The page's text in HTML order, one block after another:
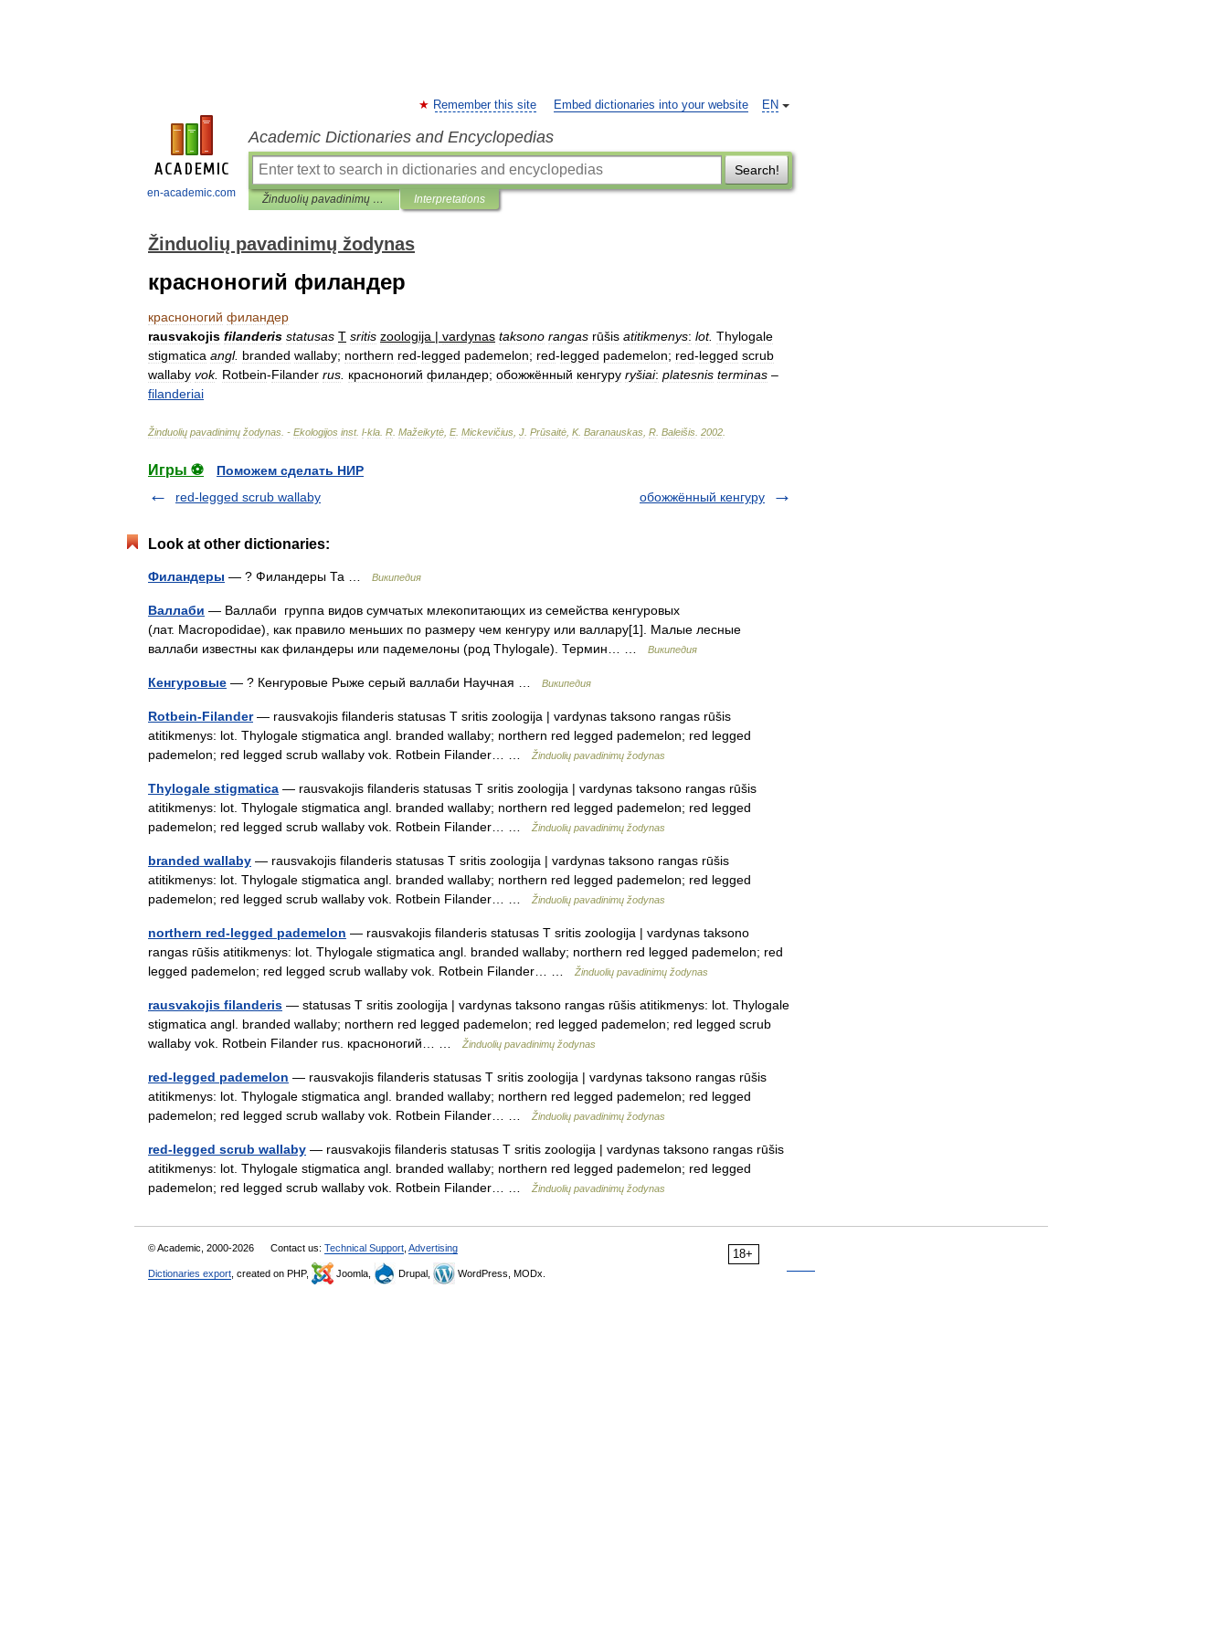
en-academic.com
EN
Remember this site Embed dictionaries into your website
Academic Dictionaries and Encyclopedias
Search!
Žinduolių pavadinimų žodynas Interpretations
Žinduolių pavadinimų žodynas
красноногий филандер
красноногий филандер
rausvakojis filanderis statusas T sritis zoologija | vardynas taksono rangas rūšis atitikmenys: lot. Thylogale
stigmatica angl. branded wallaby; northern red-legged pademelon; red-legged pademelon; red-legged scrub
wallaby vok. Rotbein-Filander rus красноногий филандер; обожжённый кенгуру ryšiai: platesnis terminas –
filanderiai
Žinduolių pavadinimų žodynas . - Ekologijos inst. l-kla R Mažeikytė E. Mickevičius J Prūsaitė K. Baranauskas R Baleišis 2002
Игры ⚽
Поможем сделать НИР
red-legged scrub wallaby
обожжённый кенгуру
Look at other dictionaries:
Филандеры — ? Филандеры Та … Википедия
Валлаби — Валлаби группа видов сумчатых млекопитающих из семейства кенгуровых
(лат. Macropodidae), как правило меньших по размеру чем кенгуру или валлару[1]. Малые лесные
валлаби известны как филандеры или падемелоны (род Thylogale). Термин… …
Википедия
Кенгуровые — ? Кенгуровые Рыже серый валлаби Научная … Википедия
Rotbein-Filander— rausvakojis filanderis statusas T sritis zoologija | vardynas taksono rangas rūšis
atitikmenys: lot. Thylogale stigmatica angl. branded wallaby; northern red legged pademelon; red legged
pademelon; red legged scrub wallaby vok. Rotbein Filander… …
Žinduolių pavadinimų žodynas
Thylogale stigmatica — rausvakojis filanderis statusas T sritis zoologija | vardynas taksono rangas rūšis
atitikmenys: lot. Thylogale stigmatica angl. branded wallaby; northern red legged pademelon; red legged
pademelon; red legged scrub wallaby vok. Rotbein Filander… …
Žinduolių pavadinimų žodynas
branded wallaby — rausvakojis filanderis statusas T sritis zoologija | vardynas taksono rangas rūšis
atitikmenys: lot. Thylogale stigmatica angl. branded wallaby; northern red legged pademelon; red legged
pademelon; red legged scrub wallaby vok. Rotbein Filander… …
Žinduolių pavadinimų žodynas
northern red-legged pademelon — rausvakojis filanderis statusas T sritis zoologija | vardynas taksono
rangas rūšis atitikmenys: lot. Thylogale stigmatica angl. branded wallaby; northern red legged pademelon; red
legged pademelon; red legged scrub wallaby vok. Rotbein Filander… …
Žinduolių pavadinimų žodynas
rausvakojis filanderis — statusas T sritis zoologija | vardynas taksono rangas rūšis atitikmenys: lot. Thylogale
stigmatica angl. branded wallaby; northern red legged pademelon; red legged pademelon; red legged scrub
wallaby vok. Rotbein Filander rus. красноногий… …
Žinduolių pavadinimų žodynas
red-legged pademelon — rausvakojis filanderis statusas T sritis zoologija | vardynas taksono rangas rūšis
atitikmenys: lot. Thylogale stigmatica angl. branded wallaby; northern red legged pademelon; red legged
pademelon; red legged scrub wallaby vok. Rotbein Filander… …
Žinduolių pavadinimų žodynas
red-legged scrub wallaby — rausvakojis filanderis statusas T sritis zoologija | vardynas taksono rangas rūšis
atitikmenys: lot. Thylogale stigmatica angl. branded wallaby; northern red legged pademelon; red legged
pademelon; red legged scrub wallaby vok. Rotbein Filander… …
Žinduolių pavadinimų žodynas
18+
© Academic, 2000-2026 Contact us: Technical Support Advertising
Dictionaries export , created on PHP, Joomla, Drupal, WordPress, MODx.